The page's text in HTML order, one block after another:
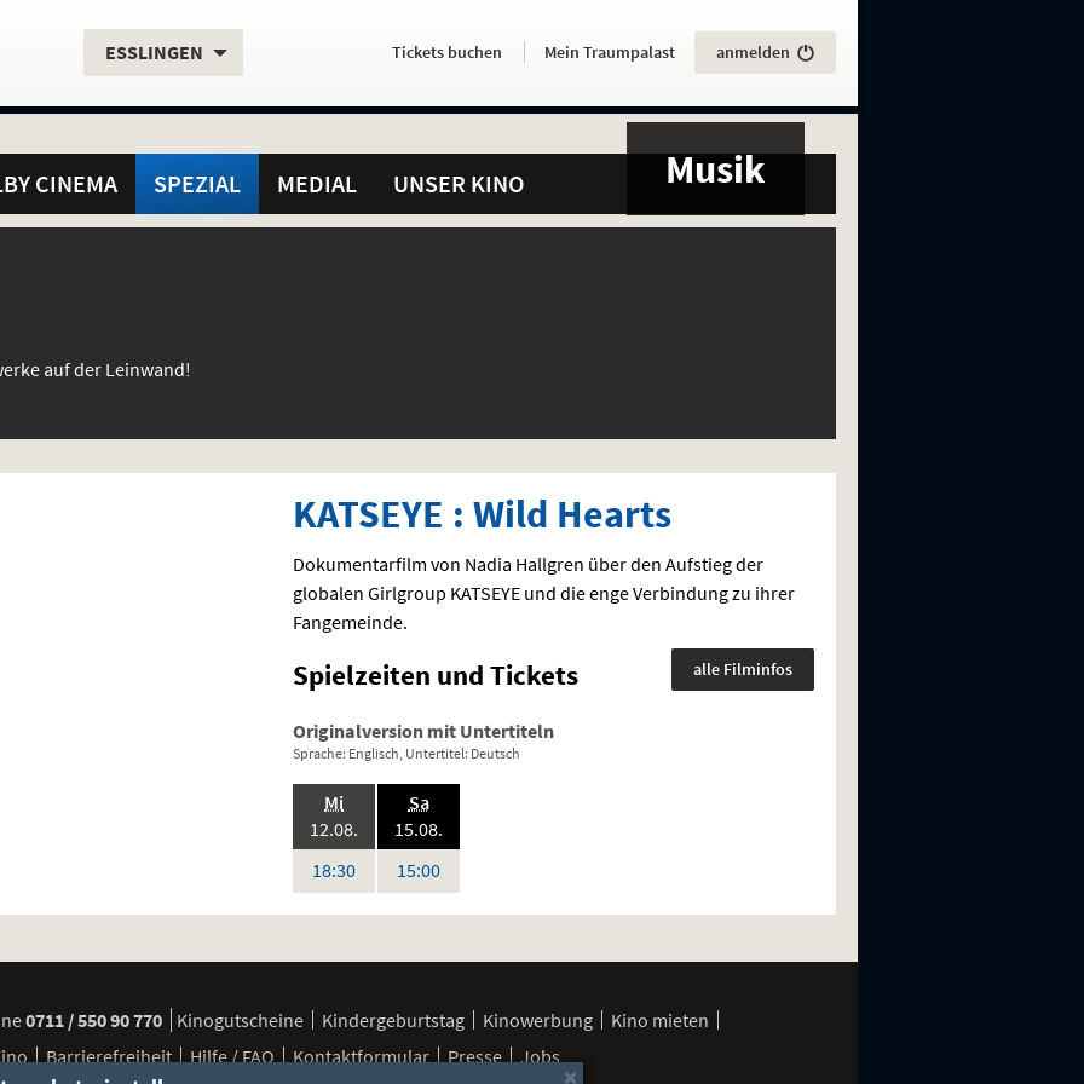
Aktueller
ESSLINGEN Servicefunktionen
Aktuelles
HierTickets buchen . Mein Traumpalast anmelden
CINEMA SPEZIAL MEDIAL UNSER KINO Musik
auf der Leinwand!
KATSEYE : Wild Hearts
Dokumentarfilm von Nadia Hallgren über den Aufstieg der
globalen Girlgroup KATSEYE und die enge Verbindung zu ihrer
Fangemeinde.
alle Filminfos
Spielzeiten und Tickets
Originalversion mit Untertiteln
Sprache: Englisch, Untertitel: Deutsch
Mi
12.08. 2026:
18:30Uhr
Sa.,
15.08.
15:00Uhr
0711 / 550 90 770 Kinogutscheine Kindergeburtstag Kinowerbung
Kino mieten
Barrierefreiheit Hilfe / FAQ Kontaktformular Presse Jobs
×